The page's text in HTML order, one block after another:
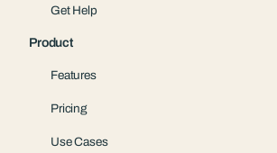
Get Help
Product
Features
Pricing
Use Cases